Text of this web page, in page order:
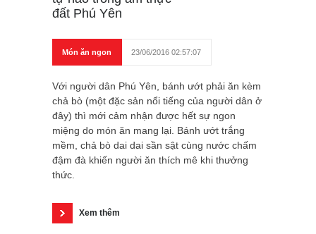
đất Phú Yên
Món ăn ngon 23/06/2016 02:57:07
Với người dân Phú Yên, bánh ướt phải ăn kèm
chả bò (một đặc sản nổi tiếng của người dân ở
đây) thì mới cảm nhận được hết sự ngon
miệng do món ăn mang lại. Bánh ướt trắng
mềm, chả bò dai dai sần sật cùng nước chấm
đậm đà khiến người ăn thích mê khi thưởng
thức.
Xem thêm